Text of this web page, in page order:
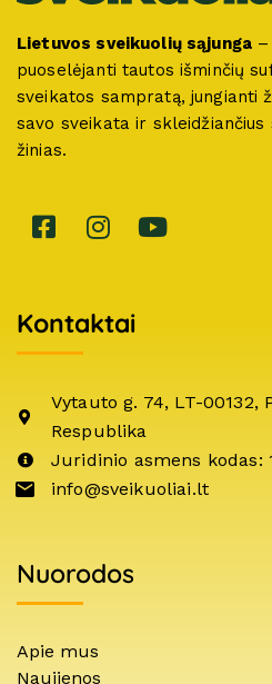
Lietuvos sveikuolių sąjunga –
puoselėjanti tautos išminčių
sveikatos sampratą, jungianti
savo sveikata ir skleidžiančius
žinias.
Kontaktai
Vytauto g. 74, LT-00132,
Respublika
Juridinio asmens kodas:
info@sveikuoliai.lt
Nuorodos
Apie mus
Naujienos